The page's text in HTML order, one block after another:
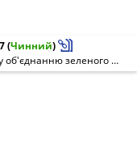
(Чинний)
Про надання Київському комунальному об'єднанню зеленого будівництва та експлуатації зелених насаджень міста "Київзеленбуд" дозволу на розроблення проєкту землеустрою щодо відведення земельної ділянки у постійне користування для обслуговування та експлуатації скверу на вул. Лук'янівській, 11-а у Шевченківському районі міста Києва